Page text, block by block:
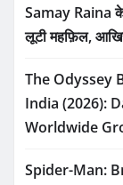
Samay Raina
लूटी महफ़िल, आखिर
The Odyssey
India (2026):
Worldwide
Spider-Man: